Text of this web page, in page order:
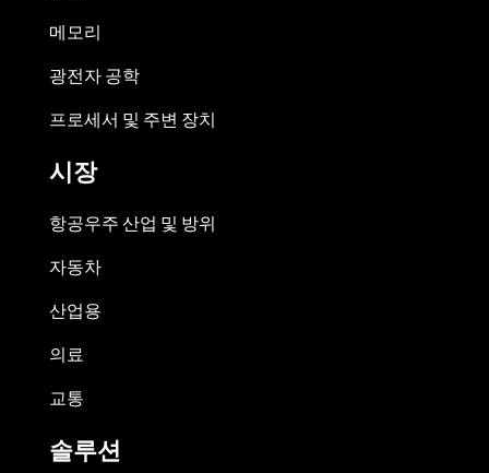
메모리
광전자 공학
프로세서 및 주변 장치
시장
항공우주 산업 및 방위
자동차
산업용
의료
교통
솔루션